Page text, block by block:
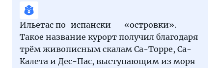
Ильетас по-испански — «островки».
Такое название курорт получил благодаря
трём живописным скалам Са-Торре, Са-
Калета и Дес-Пас, выступающим из моря